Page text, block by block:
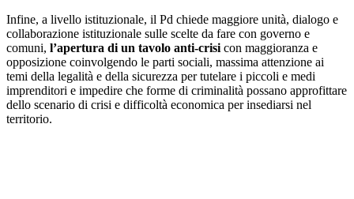
Infine, a livello istituzionale, il Pd chiede maggiore unità, dialogo e
collaborazione istituzionale sulle scelte da fare con governo e
comuni, l’apertura di un tavolo anti-crisi con maggioranza e
opposizione coinvolgendo le parti sociali, massima attenzione ai
temi della legalità e della sicurezza per tutelare i piccoli e medi
imprenditori e impedire che forme di criminalità possano approfittare
dello scenario di crisi e difficoltà economica per insediarsi nel
territorio.